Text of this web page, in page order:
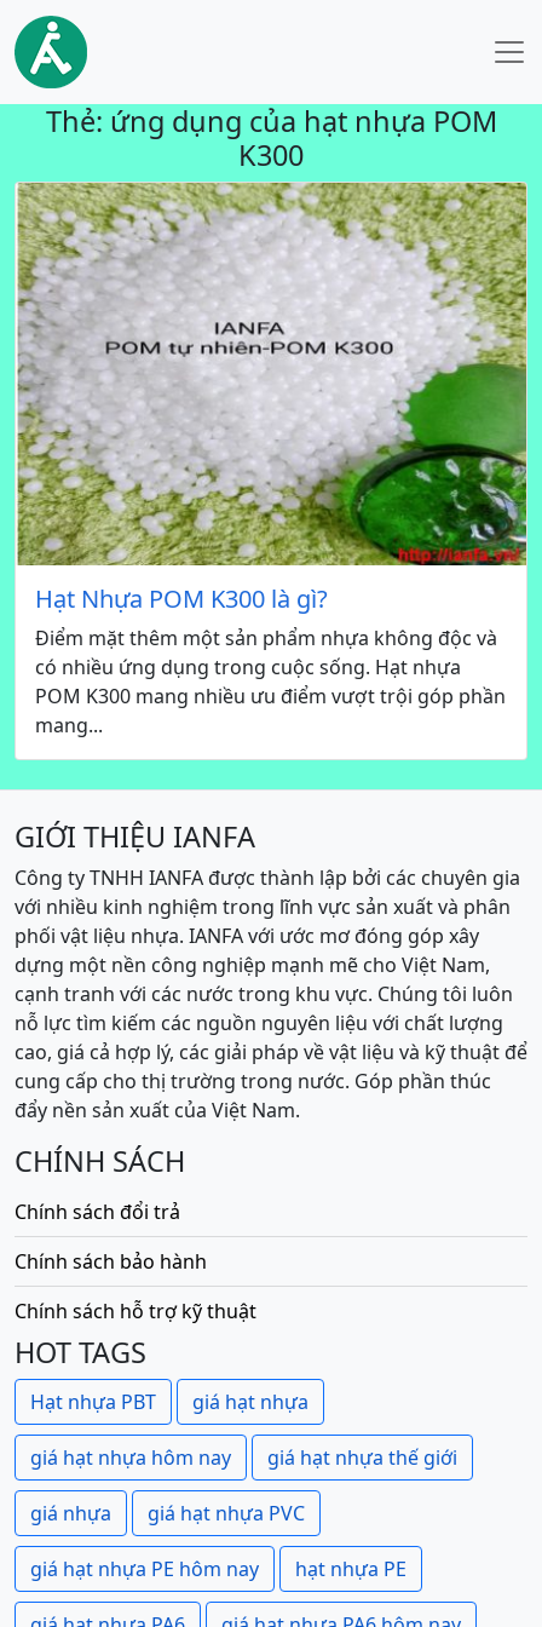
Thẻ: ứng dụng của hạt nhựa POM
K300
Hạt Nhựa POM K300 là gì?
Điểm mặt thêm một sản phẩm nhựa không độc và
có nhiều ứng dụng trong cuộc sống. Hạt nhựa
POM K300 mang nhiều ưu điểm vượt trội góp phần
mang...
GIỚI THIỆU IANFA
Công ty TNHH IANFA được thành lập bởi các chuyên gia
với nhiều kinh nghiệm trong lĩnh vực sản xuất và phân
phối vật liệu nhựa. IANFA với ước mơ đóng góp xây
dựng một nền công nghiệp mạnh mẽ cho Việt Nam,
cạnh tranh với các nước trong khu vực. Chúng tôi luôn
nỗ lực tìm kiếm các nguồn nguyên liệu với chất lượng
cao, giá cả hợp lý, các giải pháp về vật liệu và kỹ thuật để
cung cấp cho thị trường trong nước. Góp phần thúc
đẩy nền sản xuất của Việt Nam.
CHÍNH SÁCH
Chính sách đổi trả
Chính sách bảo hành
Chính sách hỗ trợ kỹ thuật
HOT TAGS
Hạt nhựa PBT giá hạt nhựa
giá hạt nhựa hôm nay giá hạt nhựa thế giới
giá nhựa giá hạt nhựa PVC
giá hạt nhựa PE hôm nay hạt nhựa PE